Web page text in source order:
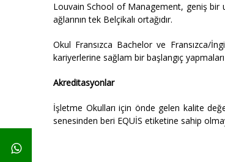
Louvain School of Management, geniş bir
ağlarının tek Belçikalı ortağıdır.
Okul Fransızca Bachelor ve Fransızca/
kariyerlerine sağlam bir başlangıç
Akreditasyonlar
İşletme Okulları için önde gelen kalite
senesinden beri EQUİS etiketine sahip